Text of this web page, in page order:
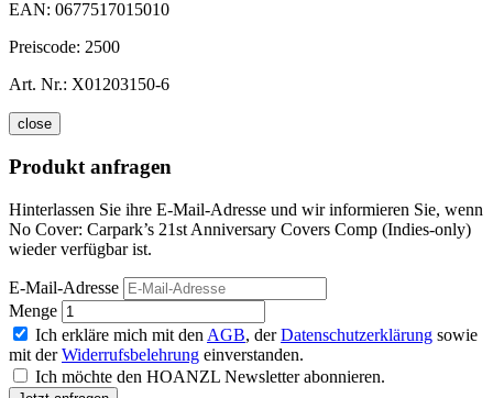
EAN: 0677517015010
Preiscode: 2500
Art. Nr.: X01203150-6
close
Produkt anfragen
Hinterlassen Sie ihre E-Mail-Adresse und wir informieren Sie, wenn
No Cover: Carpark’s 21st Anniversary Covers Comp (Indies-only)
wieder verfügbar ist.
E-Mail-Adresse
Menge
Ich erkläre mich mit den AGB, derDatenschutzerklärung sowie
mit derWiderrufsbelehrung einverstanden.
Ich möchte den HOANZL Newsletter abonnieren.